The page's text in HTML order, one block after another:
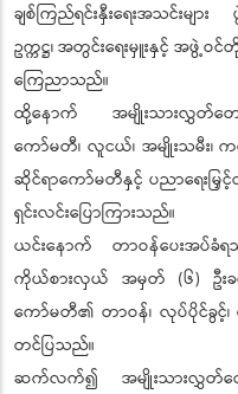
ချစ်ကြည်ရင်းနှီးရေးအသင်းမျ
ဥက္ကဋ္ဌ၊ အတွင်းရေးမှူးနှင့် အဖွဲ့
ကြေညာသည်။
ထို့နောက် အမျိုးသားလွှတ်တေ
ကော်မတီ၊ လူငယ်၊ အမျိုးသမီး
ဆိုင်ရာကော်မတီနှင့် ပညာရေးမြှ
ရှင်းလင်းပြောကြားသည်။
ယင်းနောက် တာဝန်ပေးအပ်ခံ
ကိုယ်စားလှယ် အမှတ် (၆) ဦးခ
ကော်မတီ၏ တာဝန်၊ လုပ်ပိုင်ခွင့်၊
တင်ပြသည်။
ဆက်လက်၍ အမျိုးသားလွှတ်တေ